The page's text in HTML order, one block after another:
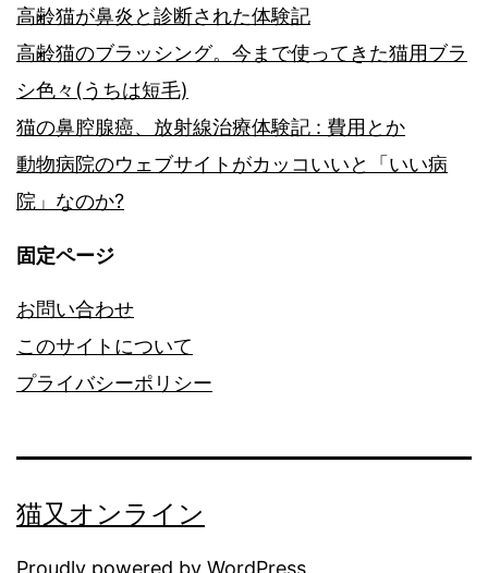
高齢猫が鼻炎と診断された体験記
高齢猫のブラッシング。今まで使ってきた猫用ブラ
シ色々(うちは短毛)
猫の鼻腔腺癌、放射線治療体験記 : 費用とか
動物病院のウェブサイトがカッコいいと「いい病
院」なのか?
固定ページ
お問い合わせ
このサイトについて
プライバシーポリシー
猫又オンライン